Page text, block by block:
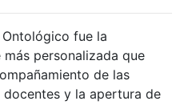
fue la
personalizada que
de las
y la apertura de